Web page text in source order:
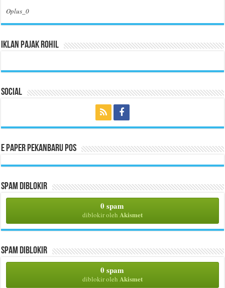
Oplus_0
Iklan Pajak Rohil
Social
E Paper Pekanbaru Pos
Spam Diblokir
0 spam
diblokir oleh Akismet
Spam Diblokir
0 spam
diblokir oleh Akismet